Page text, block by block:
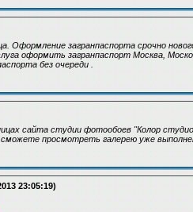
Оформление загранпаспорта срочно
оформить загранпаспорт Москва,
без очереди .
сайта студии фотообоев "Колор
просмотреть галерею уже
23:05:19)